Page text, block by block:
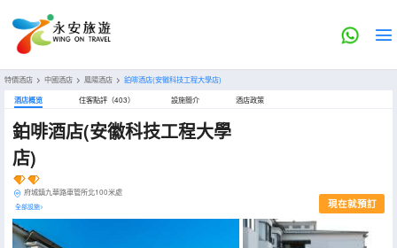
特價酒店 > 中國酒店 > 鳳陽酒店 > 鉑啡酒店(安徽科技工程大學店)
酒店概览 住客點評（403） 設施簡介 酒店政策
鉑啡酒店(安徽科技工程大學
店)
府城鎮九華路車管所北100米處
全部設施> 現在就預訂